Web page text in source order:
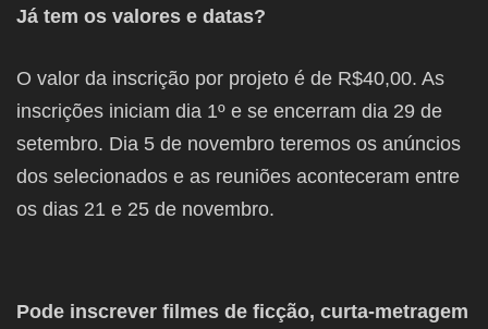
Já tem os valores e datas?
O valor da inscrição por projeto é de R$40,00. As
inscrições iniciam dia 1º e se encerram dia 29 de
setembro. Dia 5 de novembro teremos os anúncios
dos selecionados e as reuniões aconteceram entre
os dias 21 e 25 de novembro.
Pode inscrever filmes de ficção, curta-metragem